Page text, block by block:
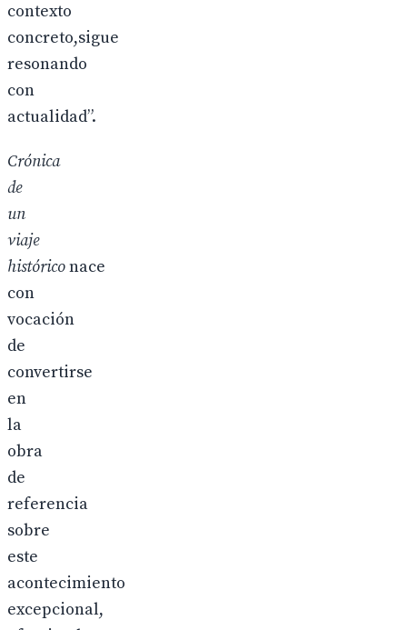
contexto
concreto,sigue
resonando
con
actualidad”.
Crónica
de
un
viaje
históriconace
con
vocación
de
convertirse
en
la
obra
de
referencia
sobre
este
acontecimiento
excepcional,